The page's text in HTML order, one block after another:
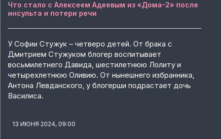
Что стало с Алексеем Адеевым из «Дома-2» после
инсульта и потери речи
У Софии Стужук – четверо детей. От брака с
Дмитрием Стужуком блогер воспитывает
восьмилетнего Давида, шестилетнюю Лолиту и
четырехлетнюю Оливию. От нынешнего избранника,
Антона Левданского, у блогерши подрастает дочь
Василиса.
13 ИЮНЯ 2024, 09:00